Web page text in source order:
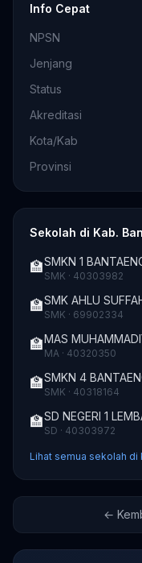
Info Cepat
NPSN
Jenjang
Status
Akreditasi
Kota/Kab
Provinsi
Sekolah di Kab.
🏫SMKN 1
SMK · 40303982
🏫SMK AHLU
SMK · 69902334
🏫MAS
MA · 40320350
🏫SMKN 4
SMK · 40318164
🏫SD NEGERI 1
SD · 40303972
Lihat semua sekolah di
←